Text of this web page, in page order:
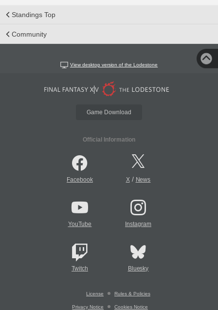
Standings Top
Community
View desktop version of the Lodestone
Game Download
Official Information
Facebook X/ News
YouTube Instagram
Twitch Bluesky
License Rules & Policies
Privacy Notice Cookies Notice